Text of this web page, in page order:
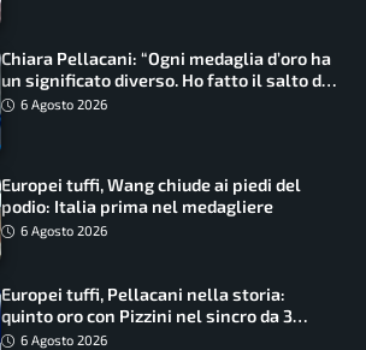
Chiara Pellacani: “Ogni medaglia d’oro ha
un significato diverso. Ho fatto il salto di
qualità”
6 Agosto 2026
Europei tuffi, Wang chiude ai piedi del
podio: Italia prima nel medagliere
6 Agosto 2026
Europei tuffi, Pellacani nella storia:
quinto oro con Pizzini nel sincro da 3
metri
6 Agosto 2026